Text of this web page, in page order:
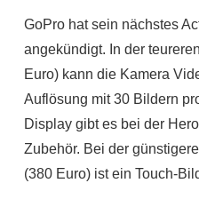
GoPro hat sein nächstes
angekündigt. In der
Euro) kann die Kamera
Auflösung mit 30 Bildern
Display gibt es bei der
Zubehör. Bei der
(380 Euro) ist ein Touch-